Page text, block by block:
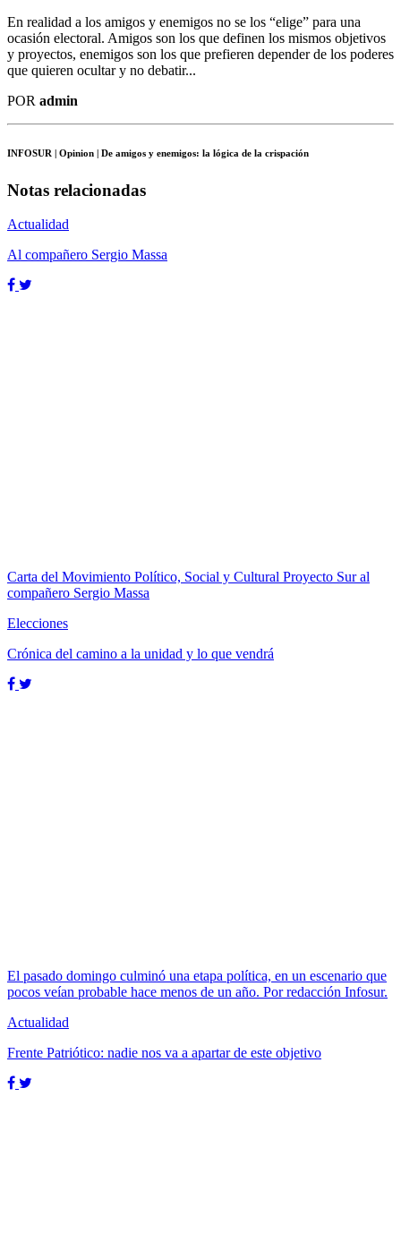
En realidad a los amigos y enemigos no se los “elige” para una
ocasión electoral. Amigos son los que definen los mismos objetivos
y proyectos, enemigos son los que prefieren depender de los poderes
que quieren ocultar y no debatir...
POR admin
INFOSUR | Opinion | De amigos y enemigos: la lógica de la crispación
Notas relacionadas
Actualidad
Al compañero Sergio Massa
Carta del Movimiento Político, Social y Cultural Proyecto Sur al
compañero Sergio Massa
Elecciones
Crónica del camino a la unidad y lo que vendrá
El pasado domingo culminó una etapa política, en un escenario que
pocos veían probable hace menos de un año. Por redacción Infosur.
Actualidad
Frente Patriótico: nadie nos va a apartar de este objetivo